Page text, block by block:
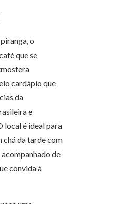
o
que se
cardápio que
da
e
local é ideal para
chá da tarde com
de
convida à